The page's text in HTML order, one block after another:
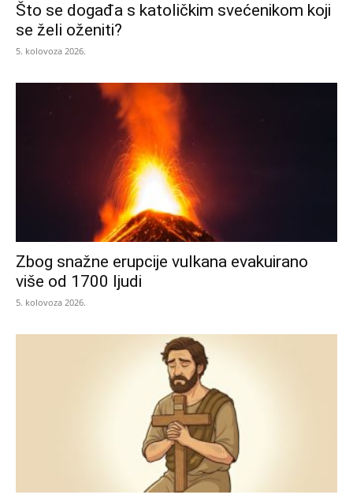
Što se događa s katoličkim svećenikom koji
se želi oženiti?
5. kolovoza 2026.
Zbog snažne erupcije vulkana evakuirano
više od 1700 ljudi
5. kolovoza 2026.